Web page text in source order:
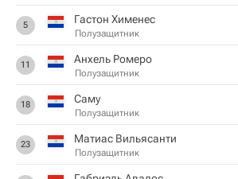
5 Гастон Хименес
Полузащитник
11 Анхель Ромеро
Полузащитник
18 Саму
Полузащитник
23 Матиас Вильясанти
Полузащитник